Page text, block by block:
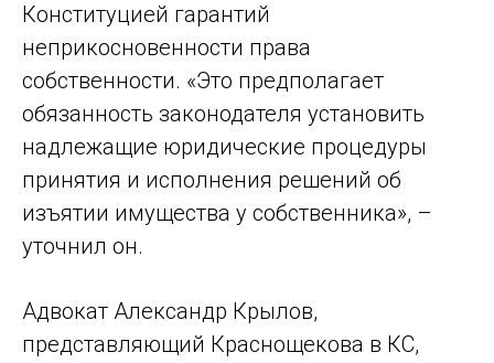
Конституцией гарантий
неприкосновенности права
собственности. «Это предполагает
обязанность законодателя установить
надлежащие юридические процедуры
принятия и исполнения решений об
изъятии имущества у собственника», –
уточнил он.
Адвокат Александр Крылов,
представляющий Краснощекова в КС,